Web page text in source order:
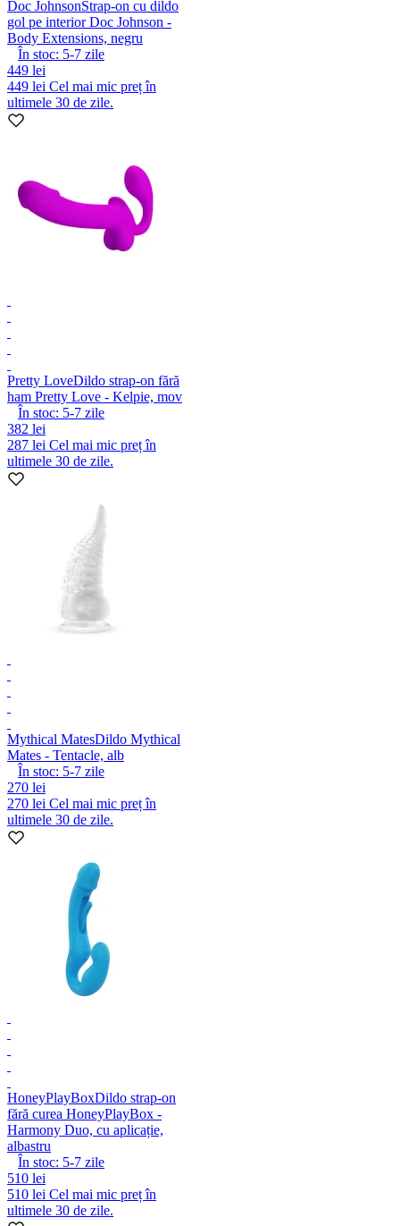
Doc JohnsonStrap-on cu dildo
gol pe interior Doc Johnson -
Body Extensions, negru
În stoc: 5-7 zile
449 lei
449 lei Cel mai mic preț în
ultimele 30 de zile.
Pretty LoveDildo strap-on fără
ham Pretty Love - Kelpie, mov
În stoc: 5-7 zile
382 lei
287 lei Cel mai mic preț în
ultimele 30 de zile.
Mythical MatesDildo Mythical
Mates - Tentacle, alb
În stoc: 5-7 zile
270 lei
270 lei Cel mai mic preț în
ultimele 30 de zile.
HoneyPlayBoxDildo strap-on
fără curea HoneyPlayBox -
Harmony Duo, cu aplicație,
albastru
În stoc: 5-7 zile
510 lei
510 lei Cel mai mic preț în
ultimele 30 de zile.